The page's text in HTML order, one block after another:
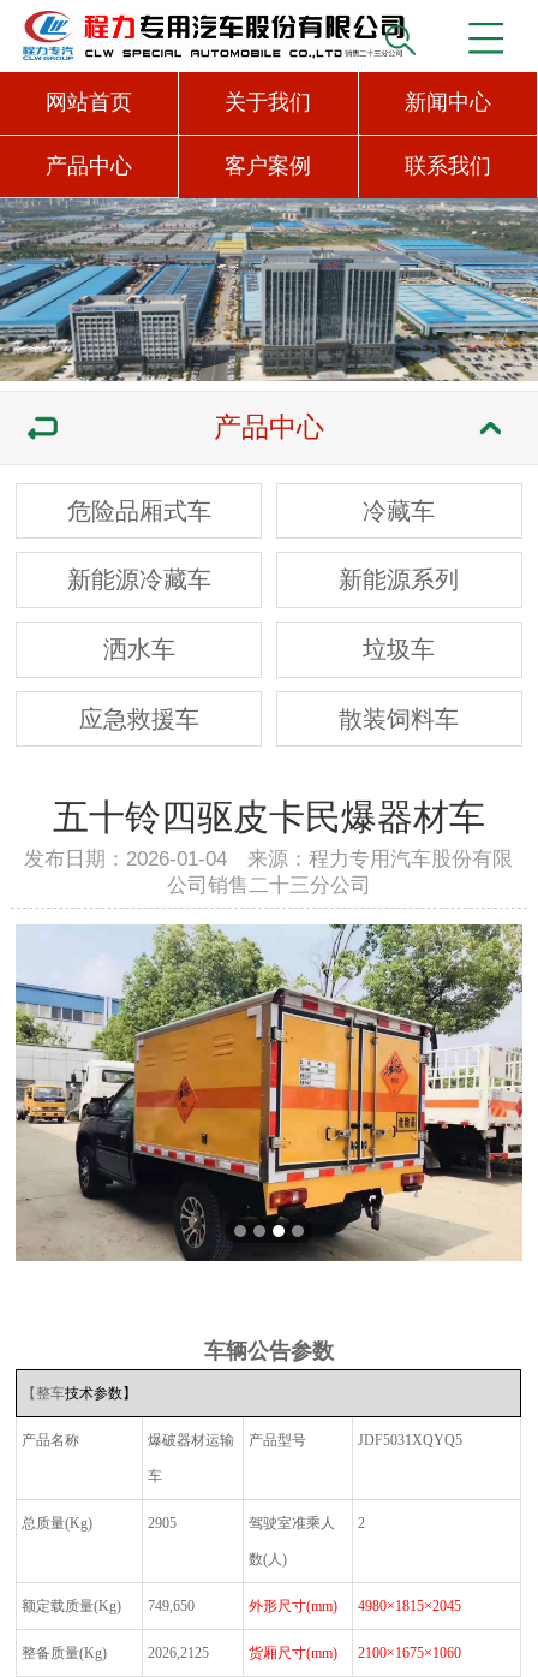
网站首页 关于我们 新闻中心
产品中心 客户案例 联系我们
产品中心
危险品厢式车 冷藏车
新能源冷藏车 新能源系列
洒水车 垃圾车
应急救援车 散装饲料车
五十铃四驱皮卡民爆器材车
发布日期：2026-01-04 来源：程力专用汽车股份有限
公司销售二十三分公司
车辆公告参数
【整车技术参数】
产品名称 爆破器材运输
车
产品型号 JDF5031XQYQ5
总质量(Kg) 2905 驾驶室准乘人
数(人)
2
额定载质量(Kg) 749,650 外形尺寸(mm) 4980×1815×2045
整备质量(Kg) 2026,2125 货厢尺寸(mm) 2100×1675×1060